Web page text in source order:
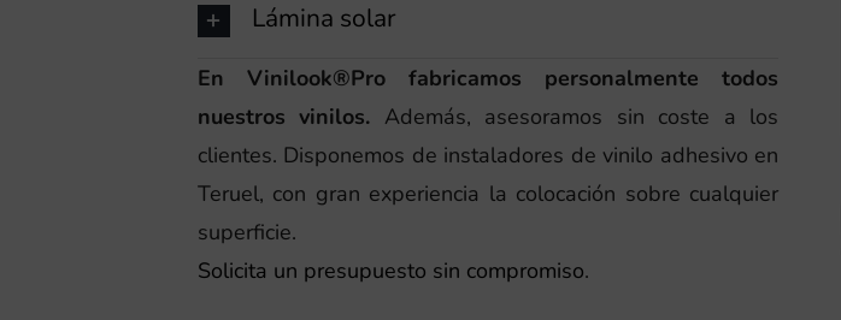
Lámina solar
En Vinilook®Pro fabricamos personalmente todos
nuestros vinilos. Además, asesoramos sin coste a los
clientes. Disponemos de instaladores de vinilo adhesivo en
Teruel, con gran experiencia la colocación sobre cualquier
superficie.
Solicita un presupuesto sin compromiso.